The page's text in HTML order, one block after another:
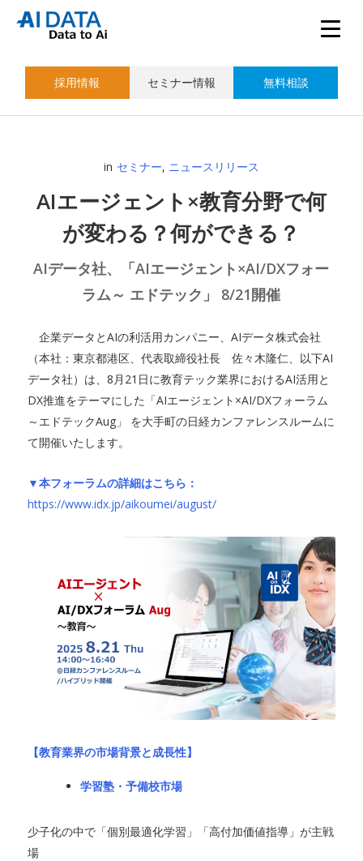
採用情報 セミナー情報 無料相談
in セミナー, ニュースリリース
AIエージェント×教育分野で何
が変わる？何ができる？
AIデータ社、「AIエージェント×AI/DXフォー
ラム～ エドテック」 8/21開催
企業データとAIの利活用カンパニー、AIデータ株式会社
（本社：東京都港区、代表取締役社長 佐々木隆仁、以下AI
データ社）は、8月21日に教育テック業界におけるAI活用と
DX推進をテーマにした「AIエージェント×AI/DXフォーラム
～エドテックAug」 を大手町の日経カンファレンスルームに
て開催いたします。
▼本フォーラムの詳細はこちら：
https://www.idx.jp/aikoumei/august/
【教育業界の市場背景と成長性】
学習塾・予備校市場
少子化の中で「個別最適化学習」「高付加価値指導」が主戦
場